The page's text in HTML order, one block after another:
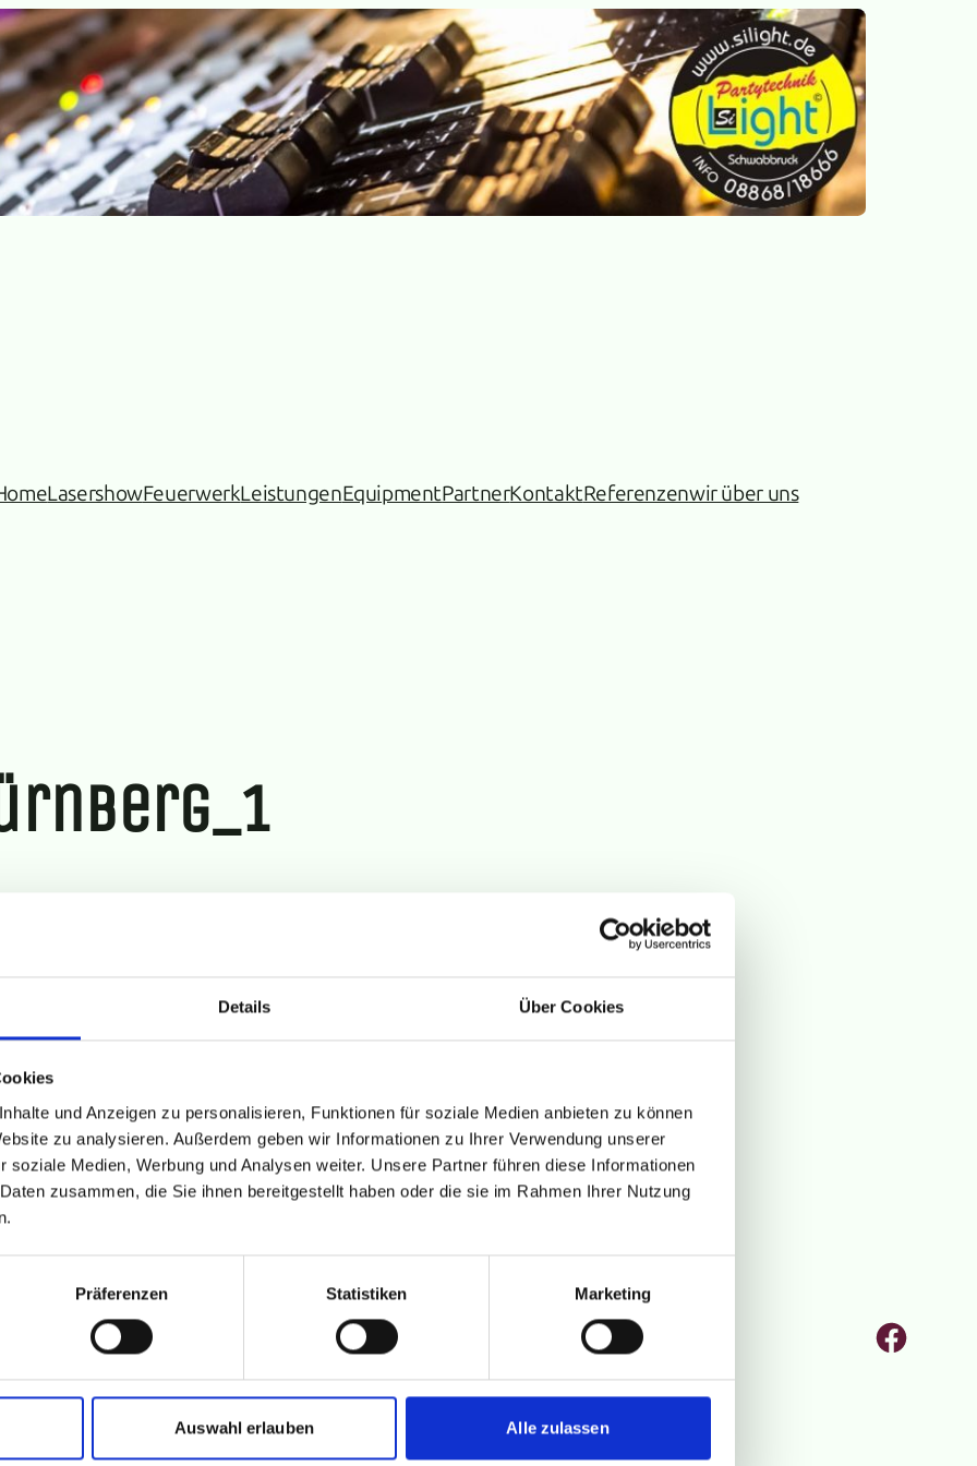
Details Über Cookies
und Anzeigen zu personalisieren, Funktionen für soziale Medien anbieten zu können
zu analysieren. Außerdem geben wir Informationen zu Ihrer Verwendung unserer
soziale Medien, Werbung und Analysen weiter. Unsere Partner führen diese Informationen
zusammen, die Sie ihnen bereitgestellt haben oder die sie im Rahmen Ihrer Nutzung
Präferenzen Statistiken Marketing
Auswahl erlauben Alle zulassen
LasershowFeuerwerkLeistungenEquipmentPartnerKontaktReferenzenwir über uns
sonstiges